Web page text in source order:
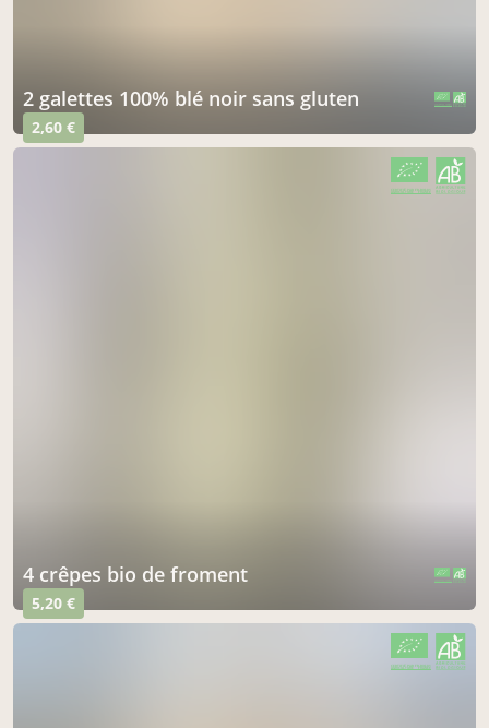
2 galettes 100% blé noir sans gluten
2,60 €
4 crêpes bio de froment
5,20 €
CERTIFIÉ PAR FR-BIO-01
CERTIFIÉ PAR FR-BIO-01
AGRICULTURE FRANCE